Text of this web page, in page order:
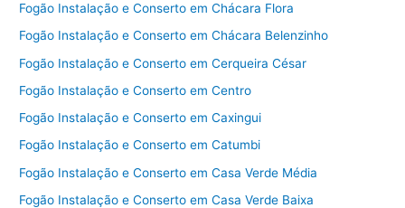
Fogão Instalação e Conserto em Chácara Flora
Fogão Instalação e Conserto em Chácara Belenzinho
Fogão Instalação e Conserto em Cerqueira César
Fogão Instalação e Conserto em Centro
Fogão Instalação e Conserto em Caxingui
Fogão Instalação e Conserto em Catumbi
Fogão Instalação e Conserto em Casa Verde Média
Fogão Instalação e Conserto em Casa Verde Baixa